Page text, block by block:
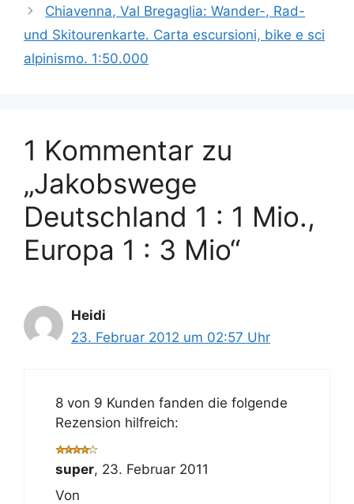
Chiavenna, Val Bregaglia: Wander-, Rad-
und Skitourenkarte. Carta escursioni, bike e sci
alpinismo. 1:50.000
1 Kommentar zu
„Jakobswege
Deutschland 1 : 1 Mio.,
Europa 1 : 3 Mio“
Heidi
23. Februar 2012 um 02:57 Uhr
8 von 9 Kunden fanden die folgende
Rezension hilfreich:
super, 23. Februar 2011
Von